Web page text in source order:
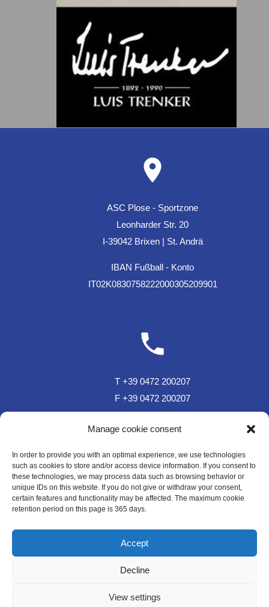
Manage cookie consent
In order to provide you with an optimal experience, we use technologies
such as cookies to store and/or access device information. If you consent to
these technologies, we may process data such as browsing behavior or
unique IDs on this website. If you do not give or withdraw your consent,
certain features and functionality may be affected. The maximum cookie
retention period on this page is 365 days.
Accept
Decline
View settings
ASC Plose - Sportzone
Leonharder Str. 20
I-39042 Brixen | St. Andrä
IBAN Fußball - Konto
IT02K0830758222000305209901
T +39 0472 200207
F +39 0472 200207
T Sportzone Bar +39 0472 850150
sc.plose@rolmail.net
WE LIKE TO MUWit
Impressum Datenschutz